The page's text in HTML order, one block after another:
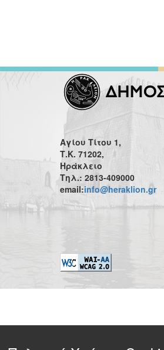
Αγίου Τίτου 1,
Τ.Κ. 71202,
Ηράκλειο
Τηλ.: 2813-409000
email:info@heraklion.gr